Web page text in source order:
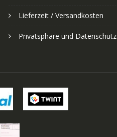
Lieferzeit / Versandkosten
Privatsphäre und Datenschutz